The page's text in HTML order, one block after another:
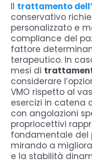
Il trattamento
conservativo
personalizzato e
compliance del
fattore
terapeutico. In
mesi di
considerare
VMO rispetto al
esercizi in catena
con angolazioni
propriocettivi
fondamentale del
mirando a
e la stabilità